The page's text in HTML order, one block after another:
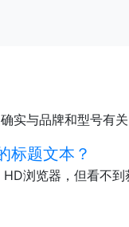
与品牌和型号有
标题文本？
浏览器，但看不到